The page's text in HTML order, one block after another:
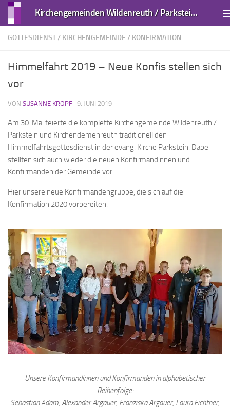
Zum Inhalt springen Kirchengemeinden Wildenreuth / Parkstein und Kirchendemenreuth
GOTTESDIENST/ KIRCHENGEMEINDE / KONFIRMATION
Himmelfahrt 2019 – Neue Konfis stellen sich
vor
VON SUSANNE KROPF · 9. JUNI 2019
Am 30. Mai feierte die komplette Kirchengemeinde Wildenreuth /
Parkstein und Kirchendemenreuth traditionell den
Himmelfahrtsgottesdienst in der evang. Kirche Parkstein. Dabei
stellten sich auch wieder die neuen Konfirmandinnen und
Konfirmanden der Gemeinde vor.
Hier unsere neue Konfirmandengruppe, die sich auf die
Konfirmation 2020 vorbereiten:
Unsere Konfirmandinnen und Konfirmanden in alphabetischer
Reihenfolge:
Sebastian Adam, Alexander Argauer, Franziska Argauer, Laura Fichtner,